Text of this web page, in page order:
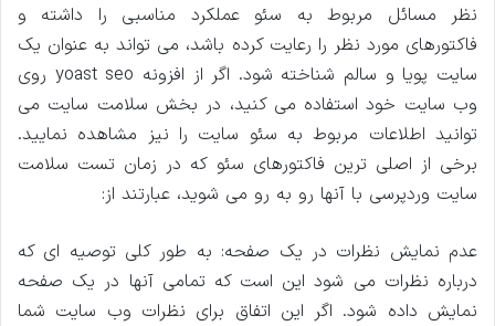
نظر مسائل مربوط به سئو عملکرد مناسبی را داشته و
فاکتورهای مورد نظر را رعایت کرده باشد، می تواند به عنوان یک
سایت پویا و سالم شناخته شود. اگر از افزونه yoast seo روی
وب سایت خود استفاده می کنید، در بخش سلامت سایت می
توانید اطلاعات مربوط به سئو سایت را نیز مشاهده نمایید.
برخی از اصلی ترین فاکتورهای سئو که در زمان تست سلامت
سایت وردپرسی با آنها رو به رو می شوید، عبارتند از:
عدم نمایش نظرات در یک صفحه: به طور کلی توصیه ای که
درباره نظرات می شود این است که تمامی آنها در یک صفحه
نمایش داده شود. اگر این اتفاق برای نظرات وب سایت شما